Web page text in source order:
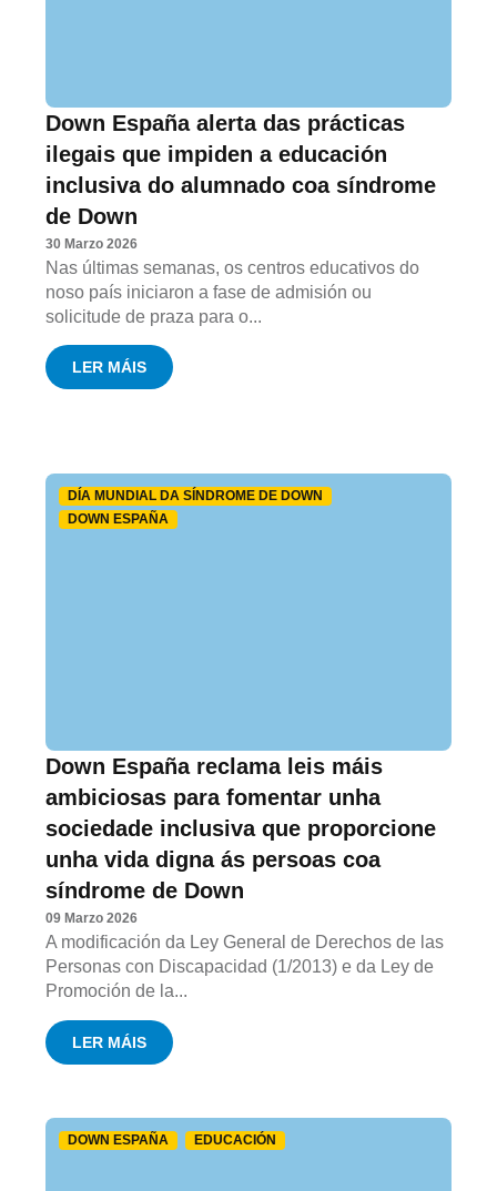
Down España alerta das prácticas
ilegais que impiden a educación
inclusiva do alumnado coa síndrome
de Down
30 Marzo 2026
Nas últimas semanas, os centros educativos do
noso país iniciaron a fase de admisión ou
solicitude de praza para o...
LER MÁIS
DÍA MUNDIAL DA SÍNDROME DE DOWN
DOWN ESPAÑA
Down España reclama leis máis
ambiciosas para fomentar unha
sociedade inclusiva que proporcione
unha vida digna ás persoas coa
síndrome de Down
09 Marzo 2026
A modificación da Ley General de Derechos de las
Personas con Discapacidad (1/2013) e da Ley de
Promoción de la...
LER MÁIS
DOWN ESPAÑA EDUCACIÓN